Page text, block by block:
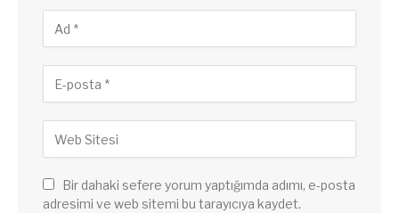
Bir dahaki sefere yorum yaptığımda adımı, e-posta
adresimi ve web sitemi bu tarayıcıya kaydet.